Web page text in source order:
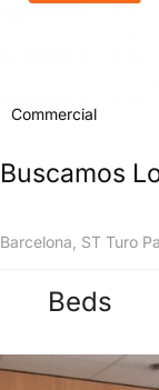
Commercial
Buscamos
Barcelona, ST Turo
Beds